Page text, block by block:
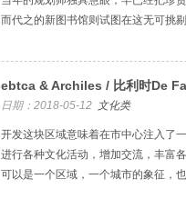
而代之的新图书馆则试图在这无可挑
ebtca & Archiles / 比利时De
日期：2018-05-12 文化类
开发这块区域意味着在市中心注入了
进行各种文化活动，增加交流，丰富
可以是一个区域，一个城市的象征，